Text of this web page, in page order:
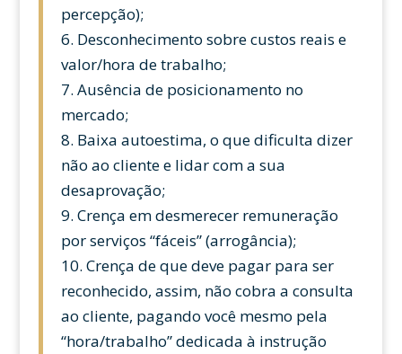
percepção);
6. Desconhecimento sobre custos reais e
valor/hora de trabalho;
7. Ausência de posicionamento no
mercado;
8. Baixa autoestima, o que dificulta dizer
não ao cliente e lidar com a sua
desaprovação;
9. Crença em desmerecer remuneração
por serviços “fáceis” (arrogância);
10. Crença de que deve pagar para ser
reconhecido, assim, não cobra a consulta
ao cliente, pagando você mesmo pela
“hora/trabalho” dedicada à instrução